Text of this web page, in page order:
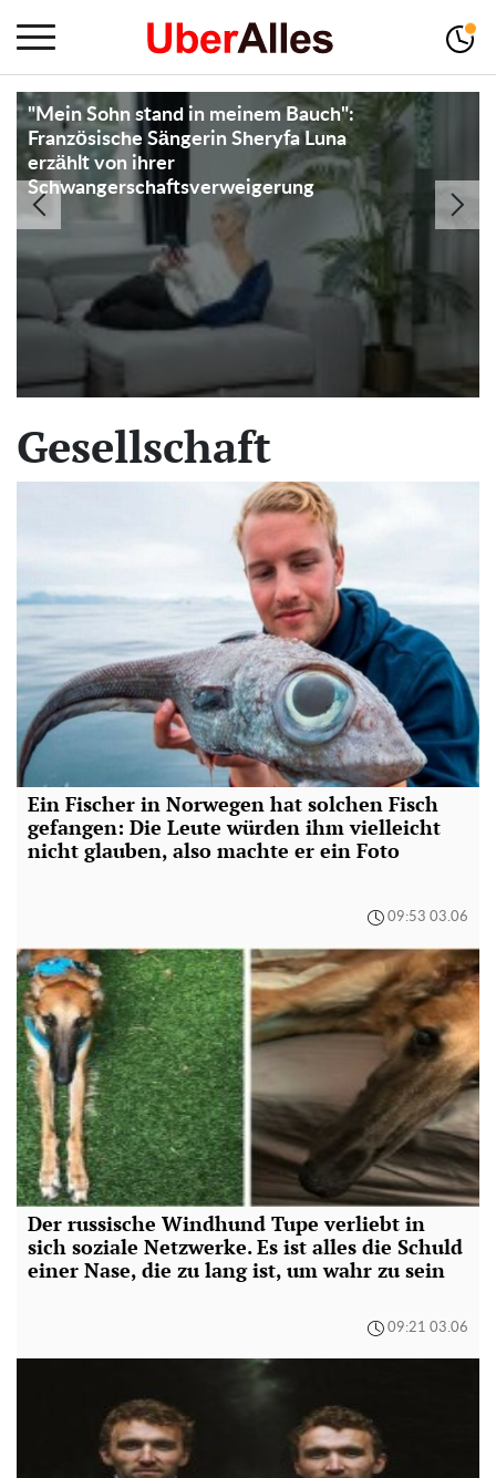
"Ich hatte keine andere Wahl": Frau ruft
die Polizei, nachdem sie Nachbarn dabei
erwischt hat, wie sie ein Paket von ihrer
Türschwelle genommen haben
Gesellschaft
Ein Fischer in Norwegen hat solchen Fisch
gefangen: Die Leute würden ihm vielleicht
nicht glauben, also machte er ein Foto
09:53 03.06
Der russische Windhund Tupe verliebt in
sich soziale Netzwerke. Es ist alles die Schuld
einer Nase, die zu lang ist, um wahr zu sein
09:21 03.06